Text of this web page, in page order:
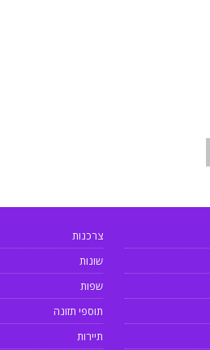
צרכנות
שונות
שפות
תוספי תזונה
תיירות